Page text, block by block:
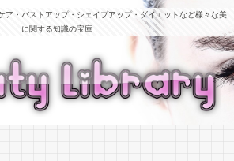
ア・バストアップ・シェイプアップ・ダイエットなど様々な美
に関する知識の宝庫